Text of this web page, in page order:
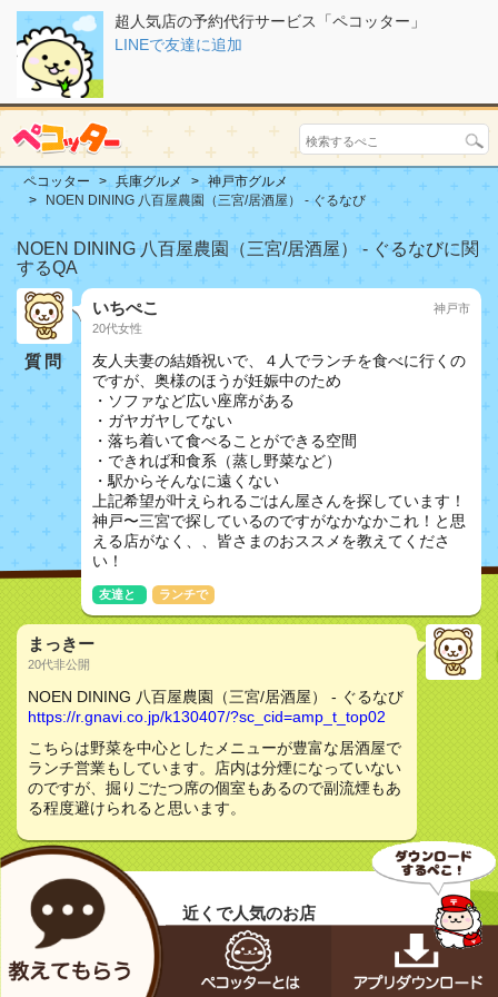
超人気店の予約代行サービス「ペコッター」
LINEで友達に追加
ペコッター 兵庫グルメ
神戸市グルメ
NOEN DINING 八百屋農園（三宮/居酒屋） - ぐるなび
NOEN DINING 八百屋農園（三宮/居酒屋） - ぐるなびに関
するQA
質問
いちぺこ
20代女性
神戸市
友人夫妻の結婚祝いで、４人でランチを食べに行くの
ですが、奥様のほうが妊娠中のため
・ソファなど広い座席がある
・ガヤガヤしてない
・落ち着いて食べることができる空間
・できれば和食系（蒸し野菜など）
・駅からそんなに遠くない
上記希望が叶えられるごはん屋さんを探しています！
神戸〜三宮で探しているのですがなかなかこれ！と思
える店がなく、、皆さまのおススメを教えてくださ
い！
友達と ランチで
まっきー
20代非公開
NOEN DINING 八百屋農園（三宮/居酒屋） - ぐるなび
https://r.gnavi.co.jp/k130407/?sc_cid=amp_t_top02
こちらは野菜を中心としたメニューが豊富な居酒屋で
ランチ営業もしています。店内は分煙になっていない
のですが、掘りごたつ席の個室もあるので副流煙もあ
る程度避けられると思います。
近くで人気のお店
カフェ フロインドリーブ本店